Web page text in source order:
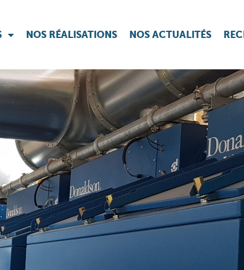
NOS RÉALISATIONS NOS ACTUALITÉS